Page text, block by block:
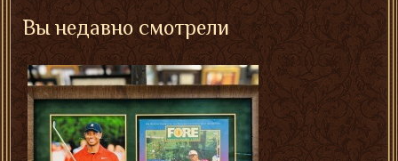
Вы недавно смотрели